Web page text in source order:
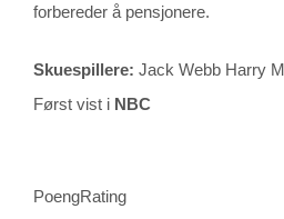
forbereder å pensjonere.
Skuespillere: Jack Webb Harry
Først vist i NBC
PoengRating